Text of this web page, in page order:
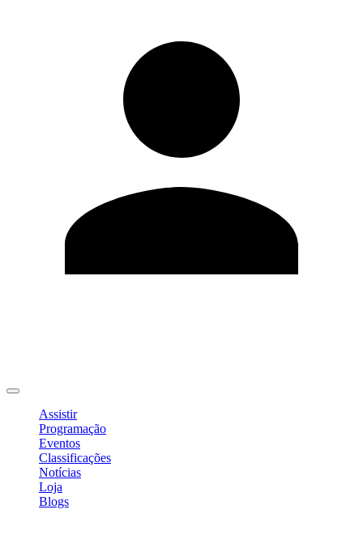
Assistir
Programação
Eventos
Classificações
Notícias
Loja
Blogs